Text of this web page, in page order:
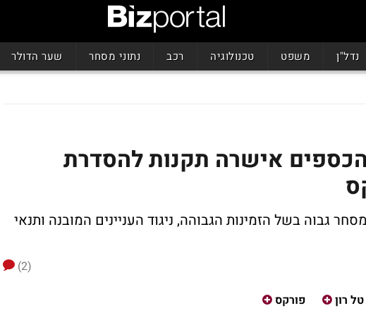
נדל"ן משפט טכנולוגיה רכב נתוני מסחר שער הדולר
הכספים אישרה תקנות להסדרת
גבוה בשל הזמינות הגבוהה, ניגוד העניינים המובנה ותנאי
(2)
טל רון פורקס